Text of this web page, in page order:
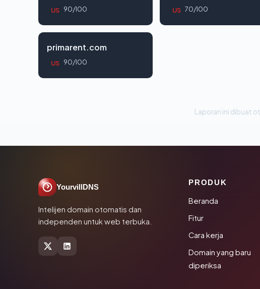
US 90/100 US 70/100
primarent.com
US 90/100
Laporan ini dibuat
YourvillDNS
Intelijen domain otomatis dan
independen untuk web terbuka.
PRODUK
Beranda
Fitur
Cara kerja
Domain yang baru
diperiksa